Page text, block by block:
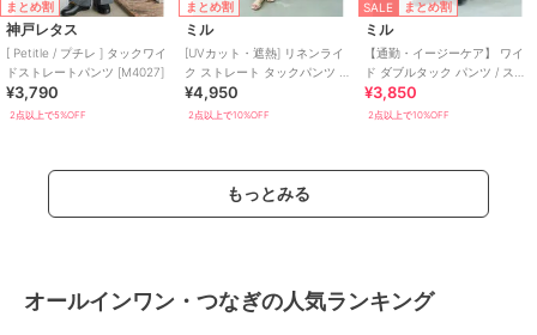
まとめ割
神戸レタス
[ Petitle / プチレ ] タックワイ
ドストレートパンツ [M4027]
¥3,790
2点以上で5%OFF
まとめ割
ミル
[UVカット・遮熱] リネンライ
ク ストレート タックパンツ /
セットアップ【mil/ミル】
¥4,950
2点以上で10%OFF
SALE まとめ割
ミル
【通勤・イージーケア】 ワイ
ド ダブルタック パンツ / スラ
ックス 【mil (ミル)】
¥3,850
2点以上で10%OFF
もっとみる
オールインワン・つなぎの人気ランキング